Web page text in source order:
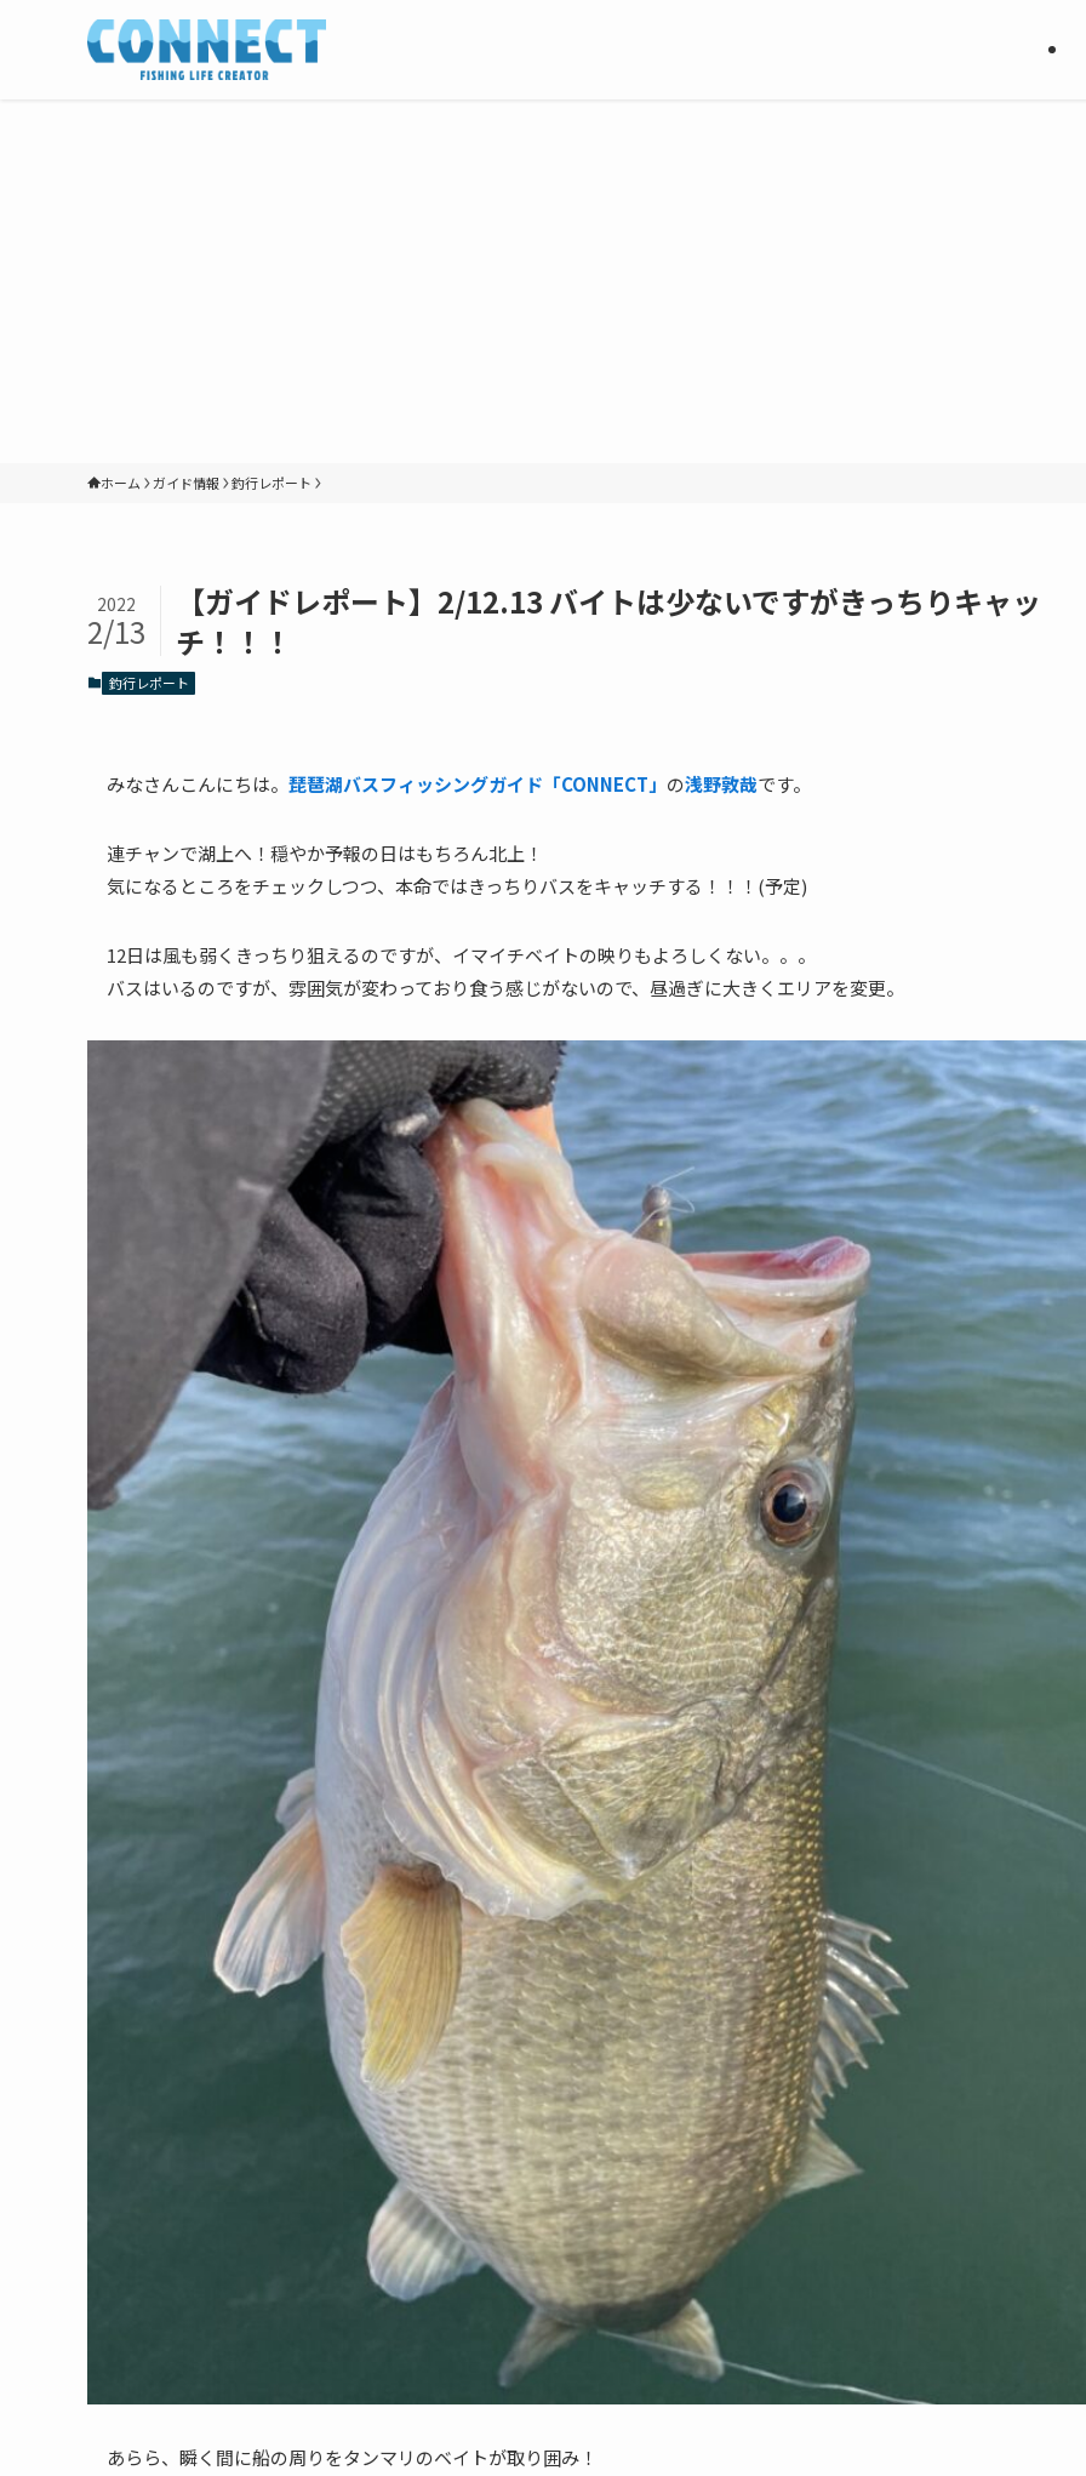
ホーム ガイド情報 釣行レポート
【ガイドレポート】2/12.13 バイトは少ないですがきっちりキャッ
チ！！！
2022
2/13
釣行レポート
みなさんこんにちは。 琵琶湖バスフィッシングガイド「CONNECT」 の浅野敦哉です。
連チャンで湖上へ！穏やか予報の日はもちろん北上！
気になるところをチェックしつつ、本命ではきっちりバスをキャッチする！！！(予定)
12日は風も弱くきっちり狙えるのですが、イマイチベイトの映りもよろしくない。。。
バスはいるのですが、雰囲気が変わっており食う感じがないので、昼過ぎに大きくエリアを変更。
あらら、瞬く間に船の周りをタンマリのベイトが取り囲み！